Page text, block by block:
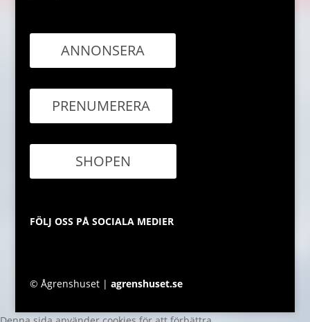
ANNONSERA
PRENUMERERA
SHOPEN
FÖLJ OSS PÅ SOCIALA MEDIER
© Ågrenshuset | agrenshuset.se